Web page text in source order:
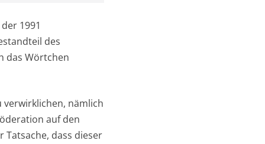
1991
des
das Wörtchen
verwirklichen, nämlich
auf den
dass dieser